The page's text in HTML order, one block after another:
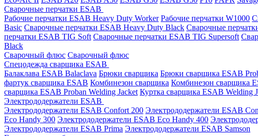
Сварочные перчатки ESAB
Рабочие перчатки ESAB Heavy Duty Worker Рабочие перчатки W1000
Basic Сварочные перчатки ESAB Heavy Duty Black Сварочные
перчатки ESAB TIG Soft Сварочные перчатки ESAB TIG Supersoft
Black
Сварочный флюс Сварочный флюс
Спецодежда сварщика ESAB
Балаклава ESAB Balaclava Брюки сварщика Брюки сварщика ESAB
фартук сварщика ESAB Комбинезон сварщика Комбинезон сварщика
сварщика ESAB Proban Welding Jacket Куртка сварщика ESAB Welding
Электрододержатели ESAB
Электрододержатели ESAB Confort 200 Электрододержатели ESAB
Eco Handy 300 Электрододержатели ESAB Eco Handy 400
Электрододержатели ESAB Prima Электрододержатели ESAB Samson